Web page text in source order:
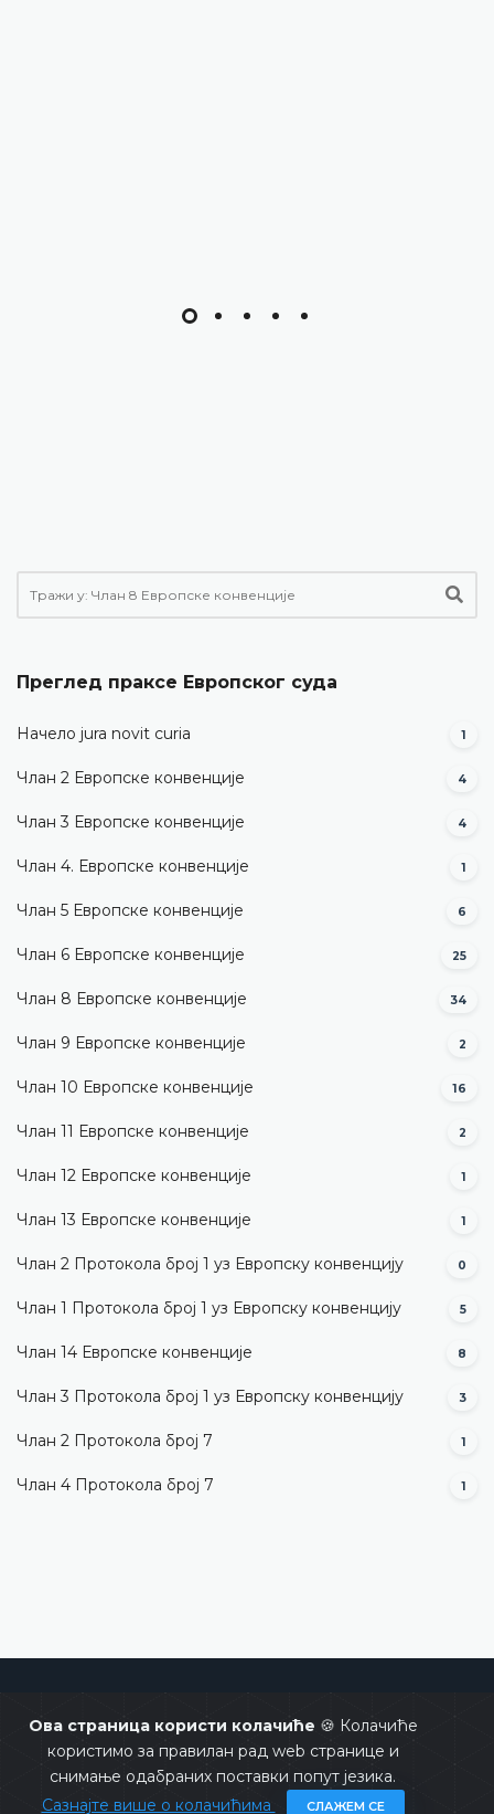
Ова страница користи колачиће 🍪 Колачиће
користимо за правилан рад web странице и
снимање одабраних поставки попут језика.
Сазнајте више о колачићима
СЛАЖЕМ СЕ
Преглед праксе Европског суда
Начело jura novit curia 1
Члан 2 Европске конвенције 4
Члан 3 Европске конвенције 4
Члан 4. Европске конвенције 1
Члан 5 Европске конвенције 6
Члан 6 Европске конвенције 25
Члан 8 Европске конвенције 34
Члан 9 Европске конвенције 2
Члан 10 Европске конвенције 16
Члан 11 Европске конвенције 2
Члан 12 Европске конвенције 1
Члан 13 Европске конвенције 1
Члан 2 Протокола број 1 уз Европску конвенцију 0
Члан 1 Протокола број 1 уз Европску конвенцију 5
Члан 14 Европске конвенције 8
Члан 3 Протокола број 1 уз Европску конвенцију 3
Члан 2 Протокола број 7 1
Члан 4 Протокола број 7 1